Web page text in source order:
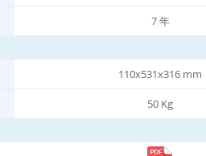
7 年
110x531x316 mm
50 Kg